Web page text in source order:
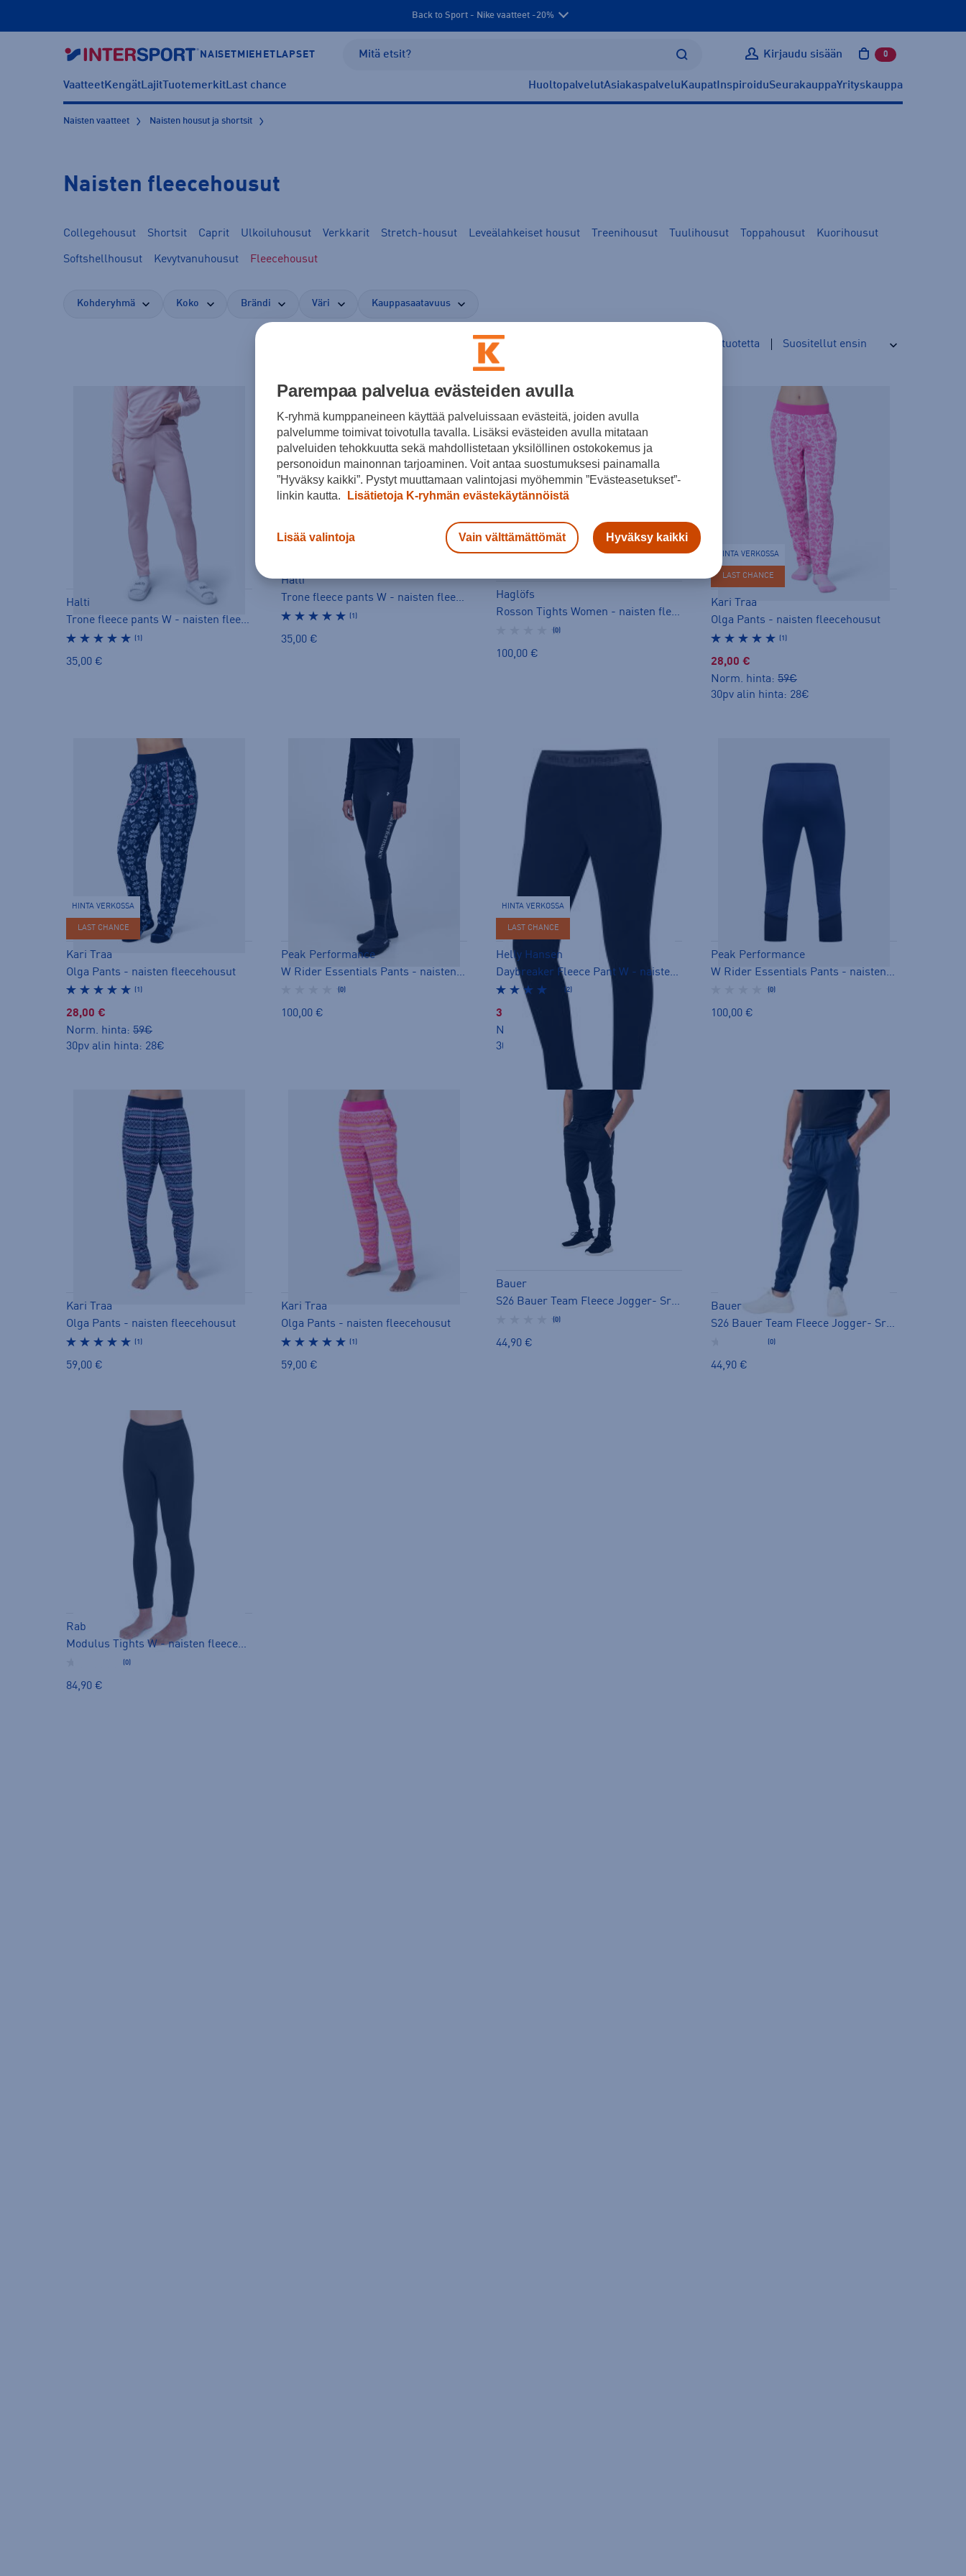
Back to Sport - Nike vaatteet -20%
NAISET MIEHET LAPSET Kirjaudu sisään 0 tuotetta
VaatteetKengätLajitTuotemerkitLast chance HuoltopalvelutAsiakaspalvelu Kaupat InspiroiduSeurakauppaYrityskauppa
Naisten vaatteet Naisten housut ja shortsit
Naisten fleecehousut
Collegehousut Shortsit Caprit Ulkoiluhousut Verkkarit Stretch-housut Leveälahkeiset housut Treenihousut Tuulihousut Toppahousut Kuorihousut
Softshellhousut Kevytvanuhousut Fleecehousut
Kohderyhmä Koko Brändi Väri Kauppasaatavuus
tuotetta
Halti
Trone fleece pants W - naisten fleecehousut
(1)
35,00 €
Halti
Trone fleece pants W - naisten fleecehousut
(1)
35,00 €
Haglöfs
Rosson Tights Women - naisten fleecehousut
(0)
100,00 €
HINTA VERKOSSA
LAST CHANCE
Kari Traa
Olga Pants - naisten fleecehousut
(1)
28,00 €
Norm. hinta: 59€
30pv alin hinta: 28€
HINTA VERKOSSA
LAST CHANCE
Kari Traa
Olga Pants - naisten fleecehousut
(1)
28,00 €
Norm. hinta: 59€
30pv alin hinta: 28€
Peak Performance
W Rider Essentials Pants - naisten fleecehousut
(0)
100,00 €
HINTA VERKOSSA
LAST CHANCE
Helly Hansen
Daybreaker Fleece Pant W - naisten fleecehousut
(2)
35,00 €
Norm. hinta:
70€
30pv alin hinta: 35€
Peak Performance
W Rider Essentials Pants - naisten fleecehousut
(0)
100,00 €
Kari Traa
Olga Pants - naisten fleecehousut
(1)
59,00 €
Kari Traa
Olga Pants - naisten fleecehousut
(1)
59,00 €
Bauer
S26 Bauer Team Fleece Jogger- Sr - naisten fleecehousut
(0)
44,90 €
Bauer
S26 Bauer Team Fleece Jogger- Sr - naisten fleecehousut
(0)
44,90 €
Rab
Modulus Tights W - naisten fleecehousut
(0)
84,90 €
Parempaa palvelua evästeiden avulla
K-ryhmä kumppaneineen käyttää palveluissaan evästeitä, joiden avulla
palvelumme toimivat toivotulla tavalla. Lisäksi evästeiden avulla mitataan
palveluiden tehokkuutta sekä mahdollistetaan yksilöllinen ostokokemus ja
personoidun mainonnan tarjoaminen. Voit antaa suostumuksesi painamalla
”Hyväksy kaikki”. Pystyt muuttamaan valintojasi myöhemmin ”Evästeasetukset”-
linkin kautta.
Lisätietoja K-ryhmän evästekäytännöistä
Lisää valintoja Vain välttämättömät Hyväksy kaikki